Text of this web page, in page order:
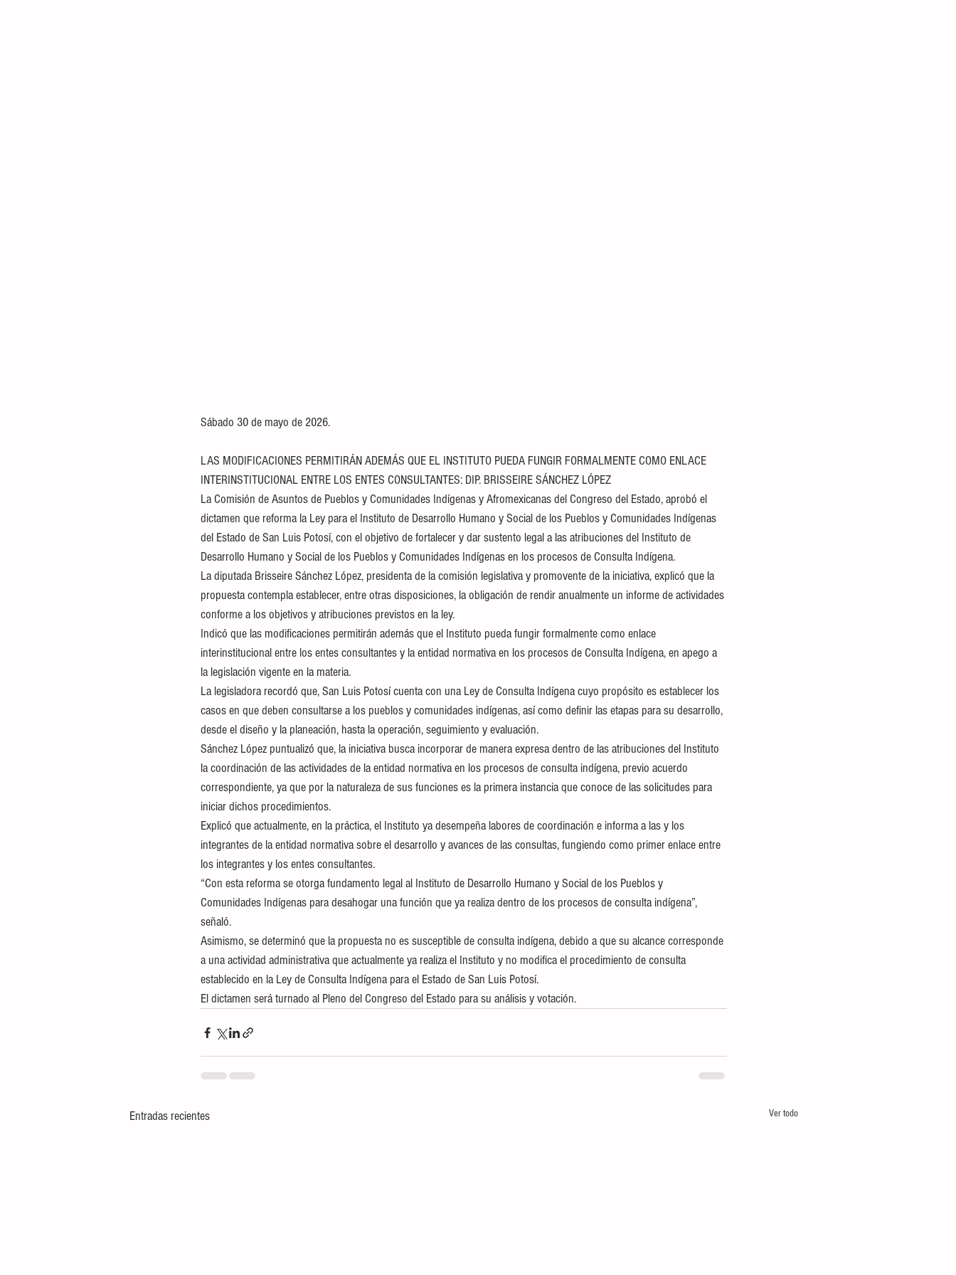
Sábado 30 de mayo de 2026.
LAS MODIFICACIONES PERMITIRÁN ADEMÁS QUE EL INSTITUTO PUEDA FUNGIR FORMALMENTE COMO ENLACE
INTERINSTITUCIONAL ENTRE LOS ENTES CONSULTANTES: DIP. BRISSEIRE SÁNCHEZ LÓPEZ
La Comisión de Asuntos de Pueblos y Comunidades Indígenas y Afromexicanas del Congreso del Estado, aprobó el
dictamen que reforma la Ley para el Instituto de Desarrollo Humano y Social de los Pueblos y Comunidades Indígenas
del Estado de San Luis Potosí, con el objetivo de fortalecer y dar sustento legal a las atribuciones del Instituto de
Desarrollo Humano y Social de los Pueblos y Comunidades Indígenas en los procesos de Consulta Indígena.
La diputada Brisseire Sánchez López, presidenta de la comisión legislativa y promovente de la iniciativa, explicó que la
propuesta contempla establecer, entre otras disposiciones, la obligación de rendir anualmente un informe de actividades
conforme a los objetivos y atribuciones previstos en la ley.
Indicó que las modificaciones permitirán además que el Instituto pueda fungir formalmente como enlace
interinstitucional entre los entes consultantes y la entidad normativa en los procesos de Consulta Indígena, en apego a
la legislación vigente en la materia.
La legisladora recordó que, San Luis Potosí cuenta con una Ley de Consulta Indígena cuyo propósito es establecer los
casos en que deben consultarse a los pueblos y comunidades indígenas, así como definir las etapas para su desarrollo,
desde el diseño y la planeación, hasta la operación, seguimiento y evaluación.
Sánchez López puntualizó que, la iniciativa busca incorporar de manera expresa dentro de las atribuciones del Instituto
la coordinación de las actividades de la entidad normativa en los procesos de consulta indígena, previo acuerdo
correspondiente, ya que por la naturaleza de sus funciones es la primera instancia que conoce de las solicitudes para
iniciar dichos procedimientos.
Explicó que actualmente, en la práctica, el Instituto ya desempeña labores de coordinación e informa a las y los
integrantes de la entidad normativa sobre el desarrollo y avances de las consultas, fungiendo como primer enlace entre
los integrantes y los entes consultantes.
“Con esta reforma se otorga fundamento legal al Instituto de Desarrollo Humano y Social de los Pueblos y
Comunidades Indígenas para desahogar una función que ya realiza dentro de los procesos de consulta indígena”,
señaló.
Asimismo, se determinó que la propuesta no es susceptible de consulta indígena, debido a que su alcance corresponde
a una actividad administrativa que actualmente ya realiza el Instituto y no modifica el procedimiento de consulta
establecido en la Ley de Consulta Indígena para el Estado de San Luis Potosí.
El dictamen será turnado al Pleno del Congreso del Estado para su análisis y votación.
Entradas recientes Ver todo